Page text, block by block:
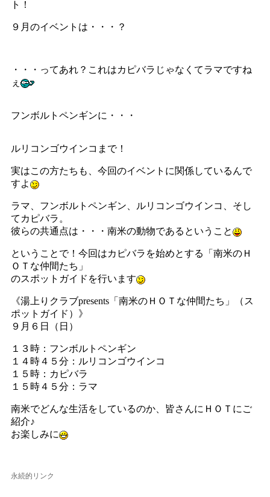
ト！
９月のイベントは・・・？
・・・ってあれ？これはカピバラじゃなくてラマですね
ぇ
フンボルトペンギンに・・・
ルリコンゴウインコまで！
実はこの方たちも、今回のイベントに関係しているんで
すよ
ラマ、フンボルトペンギン、ルリコンゴウインコ、そし
てカピバラ。
彼らの共通点は・・・南米の動物であるということ
ということで！今回はカピバラを始めとする「南米のＨ
ＯＴな仲間たち」
のスポットガイドを行います
《湯上りクラブpresents「南米のＨＯＴな仲間たち」（ス
ポットガイド）》
９月６日（日）
１３時：フンボルトペンギン
１４時４５分：ルリコンゴウインコ
１５時：カピバラ
１５時４５分：ラマ
南米でどんな生活をしているのか、皆さんにＨＯＴにご
紹介♪
お楽しみに
永続的リンク